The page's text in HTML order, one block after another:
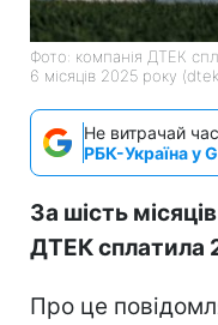
Фото: компанія ДТЕК
6 місяців 2025 року
Не витрачай
РБК-Україна у
За шість
ДТЕК сплатила
Про це